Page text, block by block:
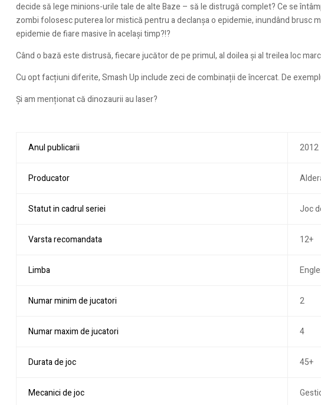
decide să lege minions-urile tale de alte Baze – să le distrugă complet? Ce se
zombi folosesc puterea lor mistică pentru a declanșa o epidemie, inundând brusc
epidemie de fiare masive în același timp?!?
Când o bază este distrusă, fiecare jucător de pe primul, al doilea și al treilea loc
Cu opt facțiuni diferite, Smash Up include zeci de combinații de încercat. De
Și am menționat că dinozaurii au laser?
Anul publicarii 2012
Producator
Statut in cadrul seriei Joc
Varsta recomandata 12+
Limba
Numar minim de jucatori 2
Numar maxim de jucatori 4
Durata de joc 45+
Mecanici de joc